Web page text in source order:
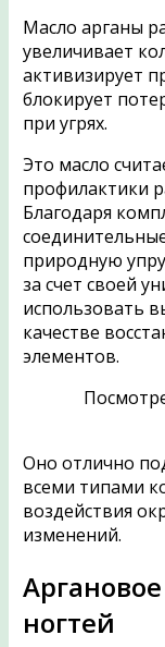
Масло арганы
увеличивает
активизирует
блокирует
при угрях.
Это масло
профилактики
Благодаря
природную
за счет своей
использовать
качестве
элементов.
Оно отлично
всеми типами
воздействия
изменений.
ногтей